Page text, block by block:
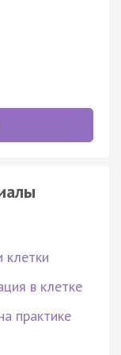
клетки
в клетке
практике